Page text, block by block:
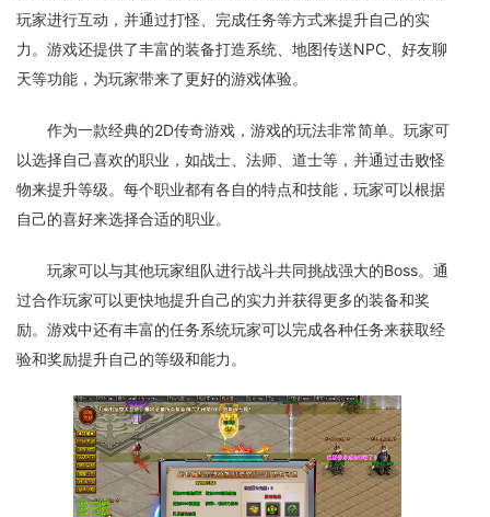
玩家进行互动，并通过打怪、完成任务等方式来提升自己的实
力。游戏还提供了丰富的装备打造系统、地图传送NPC、好友聊
天等功能，为玩家带来了更好的游戏体验。
作为一款经典的2D传奇游戏，游戏的玩法非常简单。玩家可
以选择自己喜欢的职业，如战士、法师、道士等，并通过击败怪
物来提升等级。每个职业都有各自的特点和技能，玩家可以根据
自己的喜好来选择合适的职业。
玩家可以与其他玩家组队进行战斗共同挑战强大的Boss。通
过合作玩家可以更快地提升自己的实力并获得更多的装备和奖
励。游戏中还有丰富的任务系统玩家可以完成各种任务来获取经
验和奖励提升自己的等级和能力。